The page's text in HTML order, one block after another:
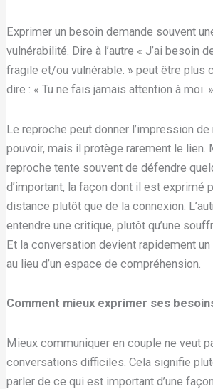
Exprimer un besoin demande souvent
vulnérabilité. Dire à l’autre « J’ai besoin
fragile et/ou vulnérable. » peut être plus
dire : « Tu ne fais jamais attention à moi. »
Le reproche peut donner l’impression de
pouvoir, mais il protège rarement le lien.
reproche tente souvent de défendre
d’important, la façon dont il est exprimé
distance plutôt que de la connexion.
entendre une critique, plutôt qu’une
Et la conversation devient rapidement
au lieu d’un espace de compréhension.
Comment mieux exprimer ses
Mieux communiquer en couple ne veut
conversations difficiles. Cela signifie
parler de ce qui est important d’une